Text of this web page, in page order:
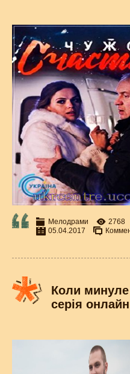
Мелодрами 2768
05.04.2017
Коли
серія онлайн